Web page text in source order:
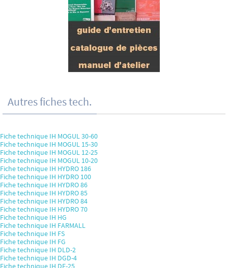
Autres fiches tech.
Fiche technique IH MOGUL 30-60
Fiche technique IH MOGUL 15-30
Fiche technique IH MOGUL 12-25
Fiche technique IH MOGUL 10-20
Fiche technique IH HYDRO 186
Fiche technique IH HYDRO 100
Fiche technique IH HYDRO 86
Fiche technique IH HYDRO 85
Fiche technique IH HYDRO 84
Fiche technique IH HYDRO 70
Fiche technique IH HG
Fiche technique IH FARMALL
Fiche technique IH FS
Fiche technique IH FG
Fiche technique IH DLD-2
Fiche technique IH DGD-4
Fiche technique IH DF-25